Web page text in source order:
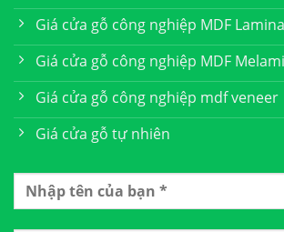
Giá cửa gỗ công nghiệp MDF
Giá cửa gỗ công nghiệp MDF
Giá cửa gỗ công nghiệp mdf veneer
Giá cửa gỗ tự nhiên